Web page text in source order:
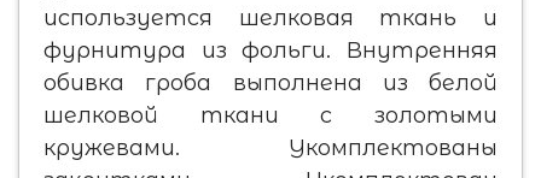
используется шелковая ткань и
фурнитура из фольги. Внутренняя
обивка гроба выполнена из белой
шелковой ткани с золотыми
кружевами. Укомплектованы